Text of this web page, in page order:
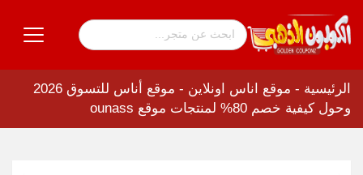
الرئيسية - موقع اناس اونلاين -
موقع أناس للتسوق 2026
وحول كيفية خصم 80% لمنتجات موقع ounass